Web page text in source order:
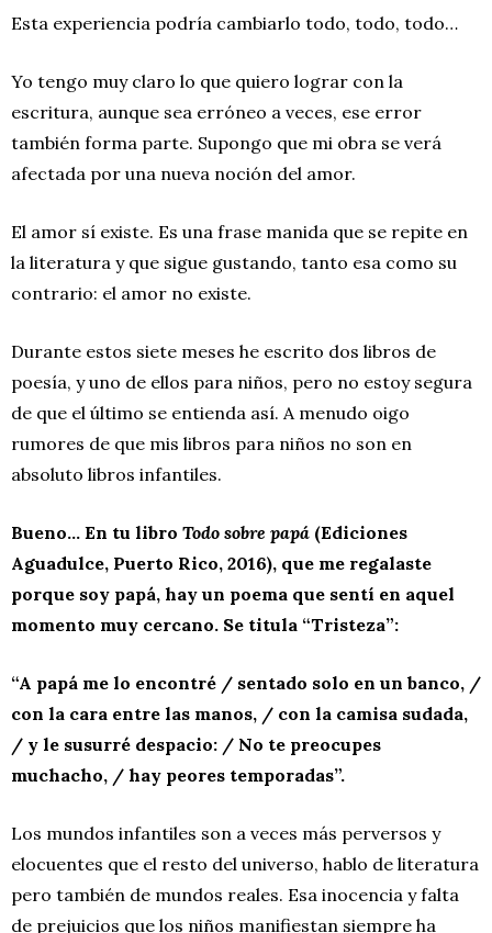
Esta experiencia podría cambiarlo todo, todo, todo…
Yo tengo muy claro lo que quiero lograr con la
escritura, aunque sea erróneo a veces, ese error
también forma parte. Supongo que mi obra se verá
afectada por una nueva noción del amor.
El amor sí existe. Es una frase manida que se repite en
la literatura y que sigue gustando, tanto esa como su
contrario: el amor no existe.
Durante estos siete meses he escrito dos libros de
poesía, y uno de ellos para niños, pero no estoy segura
de que el último se entienda así. A menudo oigo
rumores de que mis libros para niños no son en
absoluto libros infantiles.
Bueno… En tu libro Todo sobre papá (Ediciones
Aguadulce, Puerto Rico, 2016), que me regalaste
porque soy papá, hay un poema que sentí en aquel
momento muy cercano. Se titula “Tristeza”:
“A papá me lo encontré / sentado solo en un banco, /
con la cara entre las manos, / con la camisa sudada,
/ y le susurré despacio: / No te preocupes
muchacho, / hay peores temporadas”.
Los mundos infantiles son a veces más perversos y
elocuentes que el resto del universo, hablo de literatura
pero también de mundos reales. Esa inocencia y falta
de prejuicios que los niños manifiestan siempre ha